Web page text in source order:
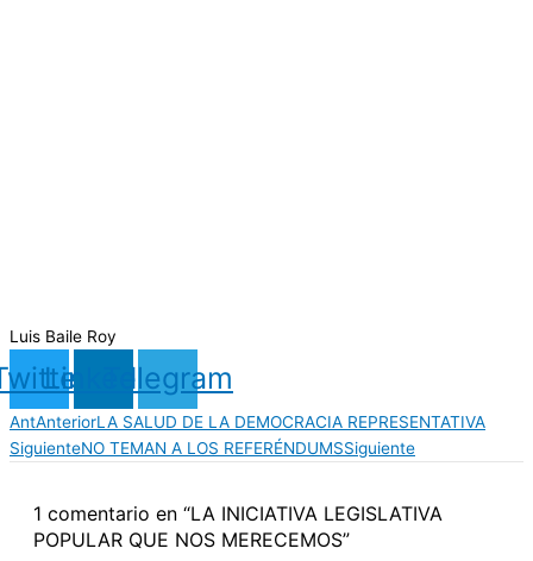
Luis Baile Roy
LinkedinTelegram
AntAnteriorLA SALUD DE LA DEMOCRACIA REPRESENTATIVA
SiguienteNO TEMAN A LOS REFERÉNDUMSSiguiente
1 comentario en “LA INICIATIVA LEGISLATIVA
POPULAR QUE NOS MERECEMOS”